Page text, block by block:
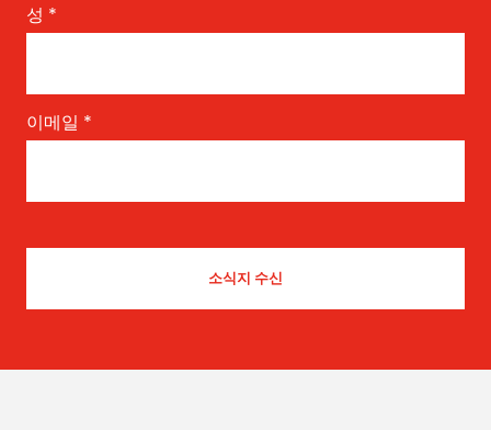
성 *
이메일 *